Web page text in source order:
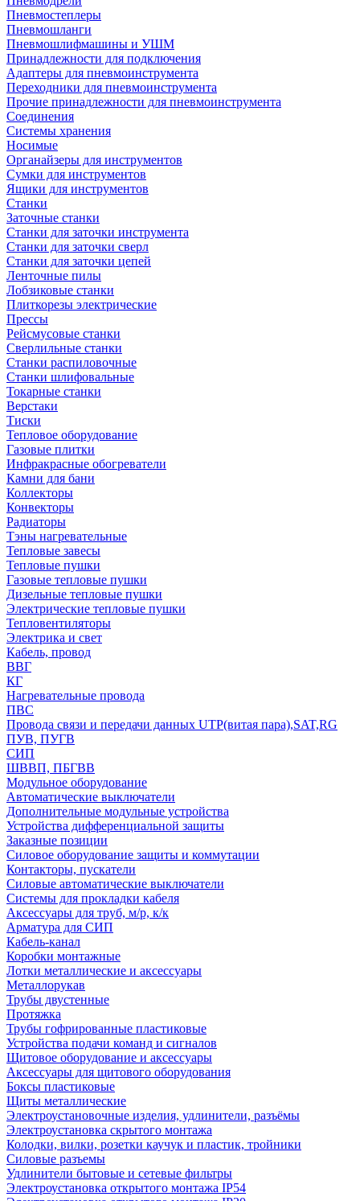
Пневмостеплеры
Пневмошланги
Пневмошлифмашины и УШМ
Принадлежности для подключения
Адаптеры для пневмоинструмента
Переходники для пневмоинструмента
Прочие принадлежности для пневмоинструмента
Соединения
Системы хранения
Носимые
Органайзеры для инструментов
Сумки для инструментов
Ящики для инструментов
Станки
Заточные станки
Станки для заточки инструмента
Станки для заточки сверл
Станки для заточки цепей
Ленточные пилы
Лобзиковые станки
Плиткорезы электрические
Прессы
Рейсмусовые станки
Сверлильные станки
Станки распиловочные
Станки шлифовальные
Токарные станки
Верстаки
Тиски
Тепловое оборудование
Газовые плитки
Инфракрасные обогреватели
Камни для бани
Коллекторы
Конвекторы
Радиаторы
Тэны нагревательные
Тепловые завесы
Тепловые пушки
Газовые тепловые пушки
Дизельные тепловые пушки
Электрические тепловые пушки
Тепловентиляторы
Электрика и свет
Кабель, провод
ВВГ
КГ
Нагревательные провода
ПВС
Провода связи и передачи данных UTP(витая пара),SAT,RG
ПУВ, ПУГВ
СИП
ШВВП, ПБГВВ
Модульное оборудование
Автоматические выключатели
Дополнительные модульные устройства
Устройства дифференциальной защиты
Заказные позиции
Силовое оборудование защиты и коммутации
Контакторы, пускатели
Силовые автоматические выключатели
Системы для прокладки кабеля
Аксессуары для труб, м/р, к/к
Арматура для СИП
Кабель-канал
Коробки монтажные
Лотки металлические и аксессуары
Металлорукав
Трубы двустенные
Протяжка
Трубы гофрированные пластиковые
Устройства подачи команд и сигналов
Щитовое оборудование и аксессуары
Аксессуары для щитового оборудования
Боксы пластиковые
Щиты металлические
Электроустановочные изделия, удлинители, разъёмы
Электроустановка скрытого монтажа
Колодки, вилки, розетки каучук и пластик, тройники
Силовые разъемы
Удлинители бытовые и сетевые фильтры
Электроустановка открытого монтажа IP54